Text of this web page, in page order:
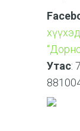
Утас: